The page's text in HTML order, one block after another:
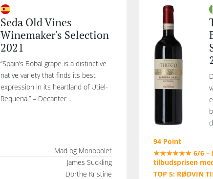
Seda Old Vines
Winemaker's Selection
2021
“Spain’s Bobal grape is a distinctive
native variety that finds its best
expression in its heartland of Utiel-
Requena.” – Decanter ...
Mad og Monopolet
James Suckling
Dorthe Kristine
94 Point
★★★★★★ 6/6 –
tilbudsprisen
TOP 5: RØDVIN